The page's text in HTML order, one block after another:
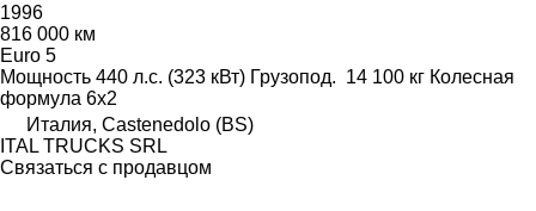
1996
816 000 км
Euro 5
Мощность 440 л.с. (323 кВт) Грузопод. 14 100 кг Колесная
формула 6x2
Италия, Castenedolo (BS)
ITAL TRUCKS SRL
Связаться с продавцом